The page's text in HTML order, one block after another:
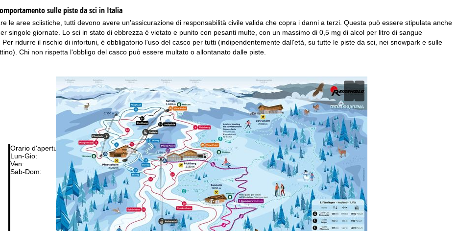
Orario d'apertura
Lun-Gio:
09:00-17:00
Ven:
09:00-14:00
Sab-Dom:
chiuso
Consulenza
sulle piste da sci in Italia
le aree sciistiche, tutti devono avere un'assicurazione di responsabilità civile valida che copra i danni a terzi. Questa può essere stipulata anche
singole giornate. Lo sci in stato di ebbrezza è vietato e punito con pesanti multe, con un massimo di 0,5 mg di alcol per litro di sangue
Per ridurre il rischio di infortuni, è obbligatorio l'uso del casco per tutti (indipendentemente dall'età, su tutte le piste da sci, nei snowpark e sulle
Chi non rispetta l'obbligo del casco può essere multato o allontanato dalle piste.